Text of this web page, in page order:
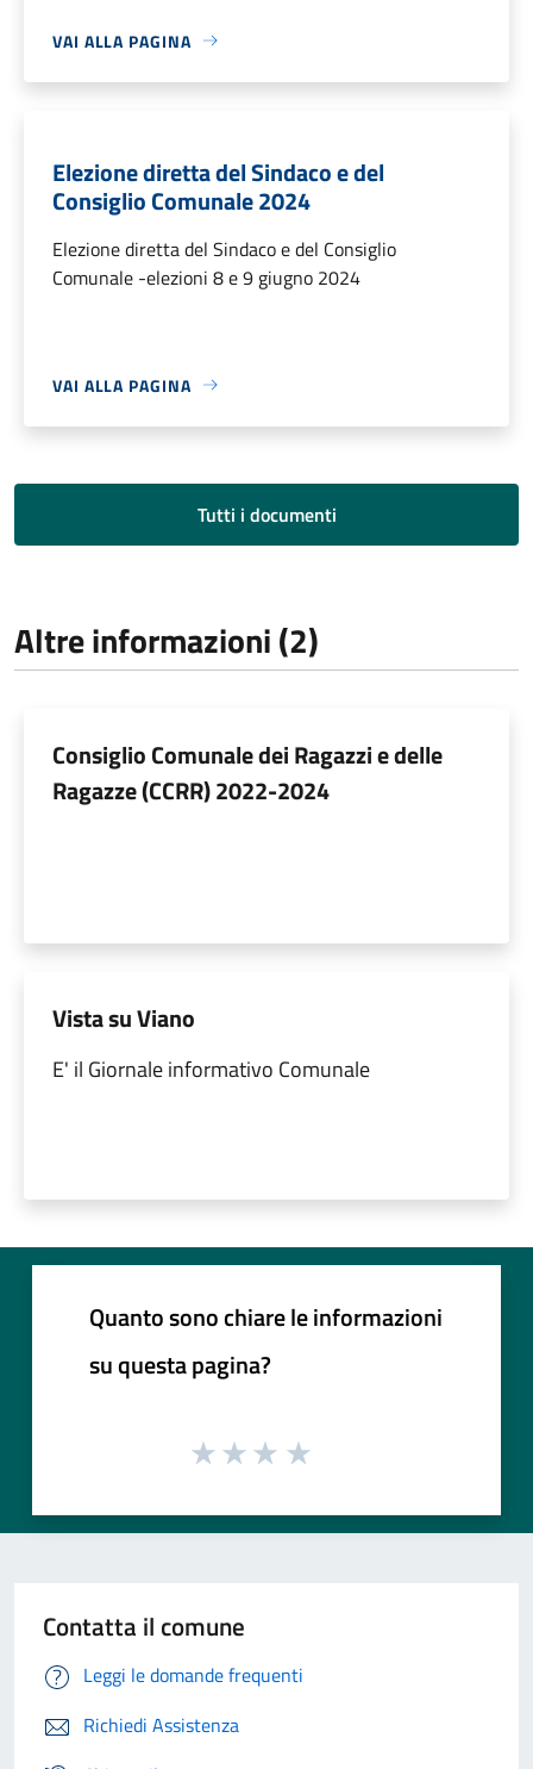
VAI ALLA PAGINA
Elezione diretta del Sindaco e del
Consiglio Comunale 2024
Elezione diretta del Sindaco e del Consiglio
Comunale -elezioni 8 e 9 giugno 2024
VAI ALLA PAGINA
Tutti i documenti
Altre informazioni (2)
Consiglio Comunale dei Ragazzi e delle
Ragazze (CCRR) 2022-2024
Vista su Viano
E' il Giornale informativo Comunale
Quanto sono chiare le informazioni
su questa pagina?
Contatta il comune
Leggi le domande frequenti
Richiedi Assistenza